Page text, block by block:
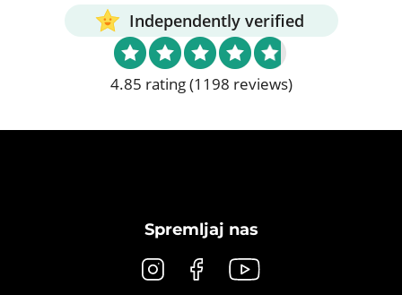
Independently verified
4.85 rating(1198 reviews)
Spremljaj nas